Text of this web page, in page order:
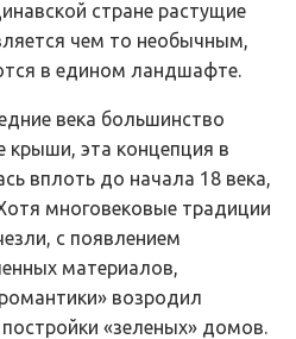
стране растущие
чем то необычным,
в едином ландшафте.
века большинство
эта концепция в
вплоть до начала 18 века,
многовековые традиции
с появлением
материалов,
возродил
«зеленых» домов.